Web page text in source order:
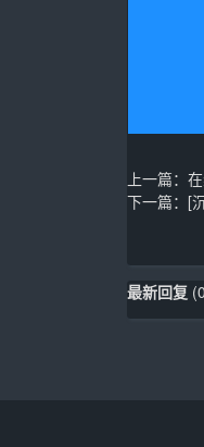
上一篇：
下一篇： [
最新回复 (0